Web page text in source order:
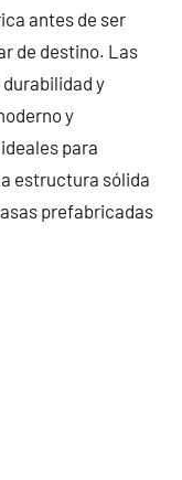
antes de ser
de destino. Las
y
y
para
estructura sólida
prefabricadas